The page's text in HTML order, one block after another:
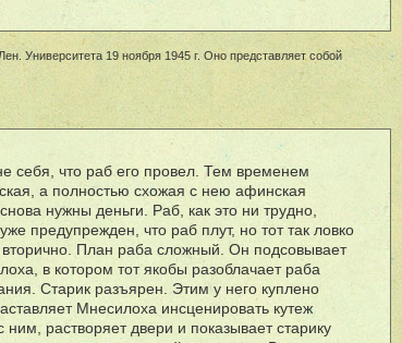
Университета 19 ноября 1945 г. Оно представляет собой
себя, что раб его провел. Тем временем
а полностью схожая с нею афинская
нужны деньги. Раб, как это ни трудно,
предупрежден, что раб плут, но тот так ловко
вторично. План раба сложный. Он подсовывает
в котором тот якобы разоблачает раба
Старик разъярен. Этим у него куплено
Мнесилоха инсценировать кутеж
растворяет двери и показывает старику